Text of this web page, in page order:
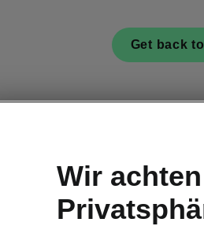
Get back
Wir